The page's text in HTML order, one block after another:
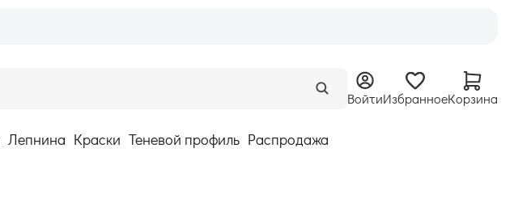
ВойтиИзбранноеКорзина
Лепнина Краски Теневой профиль Распродажа